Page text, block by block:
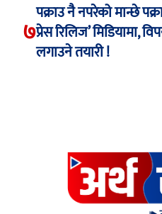
७
पक्राउ नै नपरेको मान्छे
प्रेस रिलिज’ मिडियामा,
लगाउने तयारी !